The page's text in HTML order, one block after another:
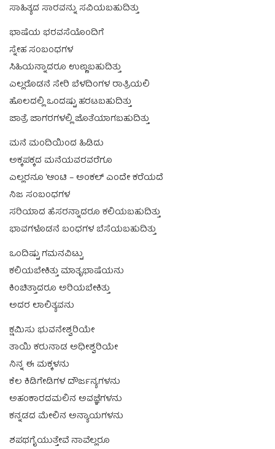
ಸಾಹಿತ್ಯದ ಸಾರವನ್ನು ಸವಿಯಬಹುದಿತ್ತು
ಭಾಷೆಯ ಭರವಸೆಯೊಂದಿಗೆ
ಸ್ನೇಹ ಸಂಬಂಧಗಳ
ಸಿಹಿಯನ್ನಾದರೂ ಉಣ್ಣಬಹುದಿತ್ತು
ಎಲ್ಲರೊಡನೆ ಸೇರಿ ಬೆಳದಿಂಗಳ ರಾತ್ರಿಯಲಿ
ಹೊಲದಲ್ಲಿ ಒಂದಷ್ಟು ಹರಟಬಹುದಿತ್ತು
ಜಾತ್ರೆ ಜಾಗರಗಳಲ್ಲಿ ಜೊತೆಯಾಗಬಹುದಿತ್ತು
ಮನೆ ಮಂದಿಯಿಂದ ಹಿಡಿದು
ಅಕ್ಕಪಕ್ಕದ ಮನೆಯವರವರೆಗೂ
ಎಲ್ಲರನೂ ‘ಆಂಟಿ – ಅಂಕಲ್ ಎಂದೇ ಕರೆಯದೆ
ನಿಜ ಸಂಬಂಧಗಳ
ಸರಿಯಾದ ಹೆಸರನ್ನಾದರೂ ಕಲಿಯಬಹುದಿತ್ತು
ಭಾವಗಳೊಡನೆ ಬಂಧಗಳ ಬೆಸೆಯಬಹುದಿತ್ತು
ಒಂದಿಷ್ಟು ಗಮನವಿಟ್ಟು
ಕಲಿಯಬೇಕಿತ್ತು ಮಾತೃಭಾಷೆಯನು
ಕಿಂಚಿತ್ತಾದರೂ ಅರಿಯಬೇಕಿತ್ತು
ಅದರ ಲಾಲಿತ್ಯವನು
ಕ್ಷಮಿಸು ಭುವನೇಶ್ವರಿಯೇ
ತಾಯಿ ಕರುನಾಡ ಅಧೀಶ್ವರಿಯೇ
ನಿನ್ನ ಈ ಮಕ್ಕಳನು
ಕೆಲ ಕಿಡಿಗೇಡಿಗಳ ದೌರ್ಜನ್ಯಗಳನು
ಅಹಂಕಾರದಮಲಿನ ಅವಜ್ಞೆಗಳನು
ಕನ್ನಡದ ಮೇಲಿನ ಅನ್ಯಾಯಗಳನು
ಶಪಥಗೈಯುತ್ತೇವೆ ನಾವೆಲ್ಲರೂ